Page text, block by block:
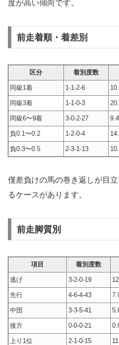
度が高い傾向です。
前走着順・着差別
区分 着別度数
同級1着 1-1-2-6
同級3着 1-1-0-3
同級6〜9着 3-0-2-27
負0.1〜0.2 1-2-0-4
負0.3〜0.5 2-3-1-13
僅差負けの馬の巻き返しが目
るケースがあります。
前走脚質別
項目 着別度数
逃げ 3-2-0-19
先行 4-6-4-43
中団 3-3-5-41
後方 0-0-0-21
上り1位 2-1-0-15